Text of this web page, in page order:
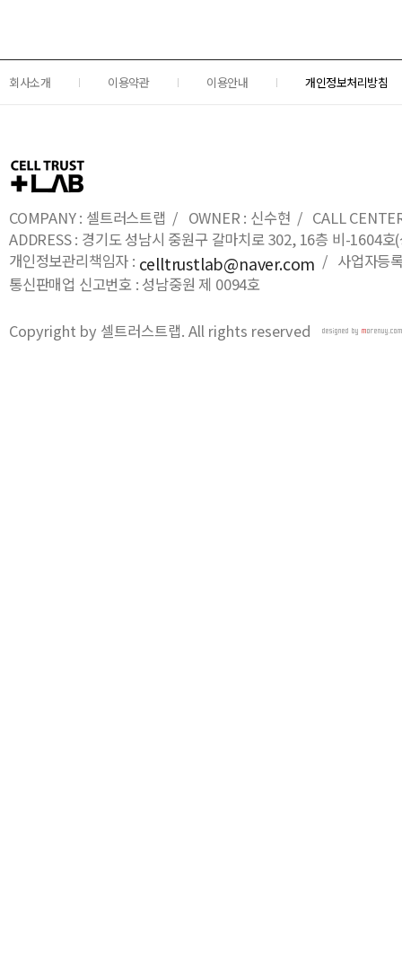
회사소개 이용약관 이용안내 개인정보처리방침
COMPANY : 셀트러스트랩 / OWNER : 신수현 / CALL
ADDRESS : 경기도 성남시 중원구 갈마치로 302, 16층 비-1604
개인정보관리책임자 : celltrustlab@naver.com / 사업자등
통신판매업 신고번호 : 성남중원 제 0094호
Copyright by 셀트러스트랩. All rights reserved